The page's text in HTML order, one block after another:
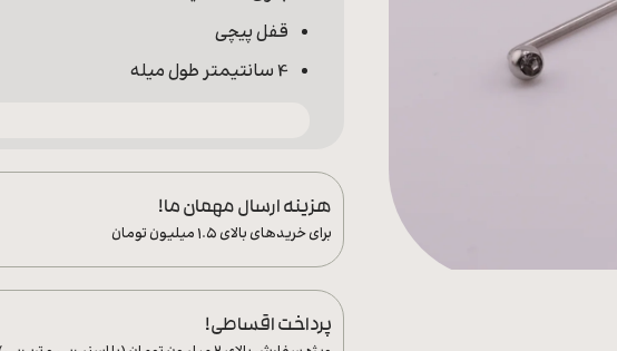
قفل پیچی
4 سانتیمتر طول میله
هزینه ارسال مهمان ما!
برای خریدهای بالای ۱.۵ میلیون تومان
پرداخت اقساطی!